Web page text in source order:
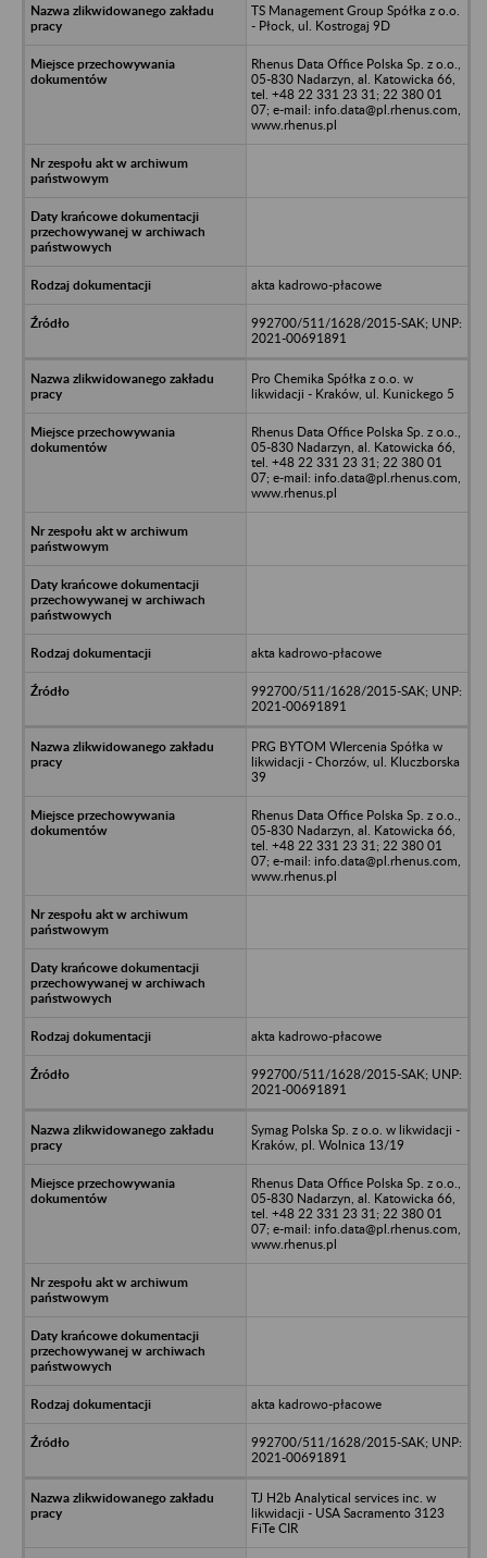
TS Management Group Spółka z o.o.
- Płock, ul. Kostrogaj 9D
Rhenus Data Office Polska Sp. z o.o.,
05-830 Nadarzyn, al. Katowicka 66,
tel. +48 22 331 23 31; 22 380 01
07; e-mail: info.data@pl.rhenus.com,
www.rhenus.pl
akta kadrowo-płacowe
992700/511/1628/2015-SAK; UNP:
2021-00691891
Pro Chemika Spółka z o.o. w
likwidacji - Kraków, ul. Kunickego 5
Rhenus Data Office Polska Sp. z o.o.,
05-830 Nadarzyn, al. Katowicka 66,
tel. +48 22 331 23 31; 22 380 01
07; e-mail: info.data@pl.rhenus.com,
www.rhenus.pl
akta kadrowo-płacowe
992700/511/1628/2015-SAK; UNP:
2021-00691891
PRG BYTOM WIercenia Spółka w
likwidacji - Chorzów, ul. Kluczborska
39
Rhenus Data Office Polska Sp. z o.o.,
05-830 Nadarzyn, al. Katowicka 66,
tel. +48 22 331 23 31; 22 380 01
07; e-mail: info.data@pl.rhenus.com,
www.rhenus.pl
akta kadrowo-płacowe
992700/511/1628/2015-SAK; UNP:
2021-00691891
Symag Polska Sp. z o.o. w likwidacji -
Kraków, pl. Wolnica 13/19
Rhenus Data Office Polska Sp. z o.o.,
05-830 Nadarzyn, al. Katowicka 66,
tel. +48 22 331 23 31; 22 380 01
07; e-mail: info.data@pl.rhenus.com,
www.rhenus.pl
akta kadrowo-płacowe
992700/511/1628/2015-SAK; UNP:
2021-00691891
TJ H2b Analytical services inc. w
likwidacji - USA Sacramento 3123
FiTe CIR